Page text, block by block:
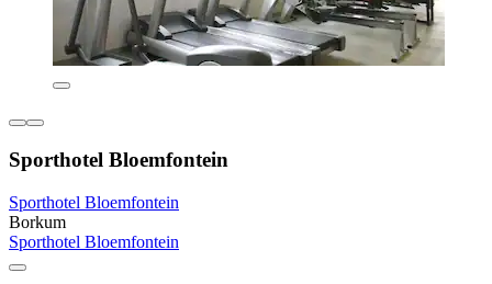
Sporthotel Bloemfontein
Sporthotel Bloemfontein
Borkum
Sporthotel Bloemfontein